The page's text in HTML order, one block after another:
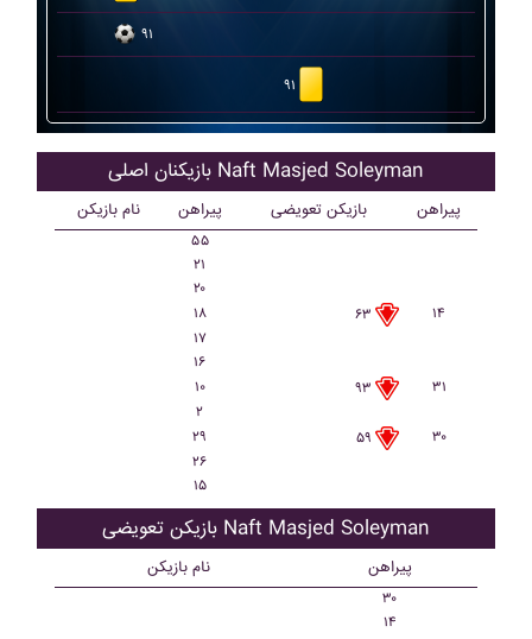
۹۱
۹۱
بازیکنان اصلی Naft Masjed Soleyman
نام بازیکن پیراهن بازیکن تعویضی پیراهن
۵۵
۲۱
۲۰
۱۸
۶۳
۱۴
۱۷
۱۶
۱۰
۹۳
۳۱
۲
۲۹
۵۹
۳۰
۲۶
۱۵
بازیکن تعویضی Naft Masjed Soleyman
نام بازیکن پیراهن
۳۰
۱۴